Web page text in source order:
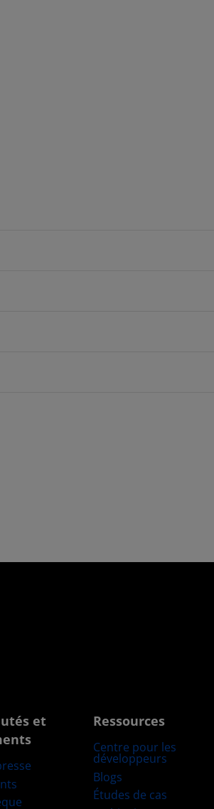
et
Ressources
Centre pour les
développeurs
Blogs
Études de cas